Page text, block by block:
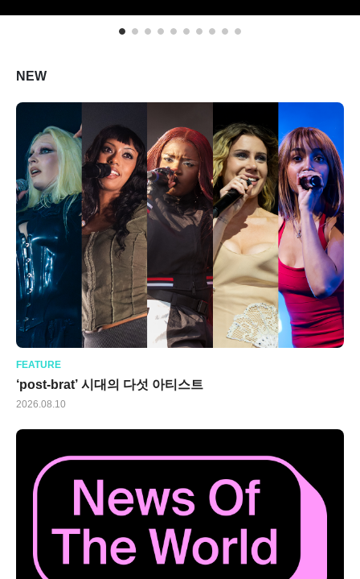
NEW
FEATURE
‘post-brat’ 시대의 다섯 아티스트
2026.08.10